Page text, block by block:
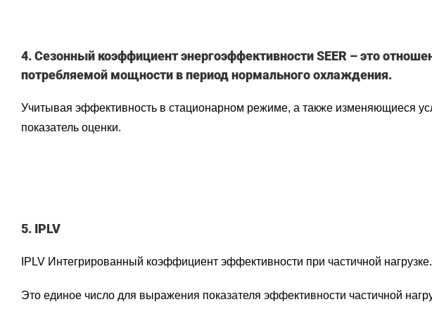
4. Сезонный коэффициент энергоэффективности SEER – это
потребляемой мощности в период нормального охлаждения.
Учитывая эффективность в стационарном режиме, а также изменяющиеся
показатель оценки.
5. IPLV
IPLV Интегрированный коэффициент эффективности при частичной нагрузке.
Это единое число для выражения показателя эффективности частичной